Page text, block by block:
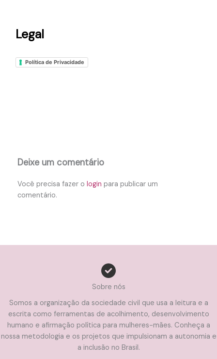
Legal
Política de Privacidade
Deixe um comentário
Você precisa fazer ologin para publicar um
comentário.
Sobre nós
Somos a organização da sociedade civil que usa a leitura e a
escrita como ferramentas de acolhimento, desenvolvimento
humano e afirmação política para mulheres-mães. Conheça a
nossa metodologia e os projetos que impulsionam a autonomia e
a inclusão no Brasil.